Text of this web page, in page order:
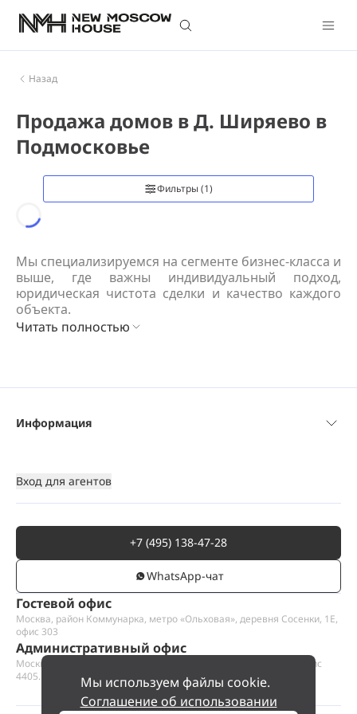
Назад
Мы используем файлы cookie.
Соглашение об использовании
Продажа домов в Д. Ширяево в
Подмосковье
Фильтры (1)
Мы специализируемся на сегменте бизнес-класса и
выше, где важны индивидуальный подход,
юридическая чистота сделки и качество каждого
объекта.
Читать полностью
Гостевой офис
Москва, район Коммунарка, метро «Ольховая», деревня Сосенки, 1Е,
офис 303
Административный офис
Москва, Пресненская набережная 12, Москва-сити, этаж 44, офис
4405.1
+7 (495) 138-47-28
WhatsАpp-чат
Информация
Вход для агентов